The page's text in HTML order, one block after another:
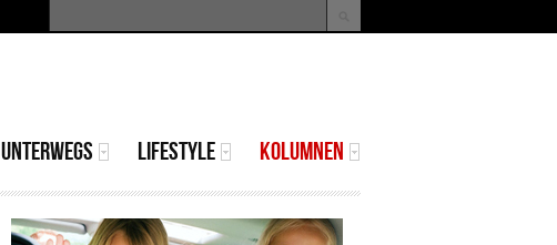
Suchformular
UNTERWEGS LIFESTYLE KOLUMNEN